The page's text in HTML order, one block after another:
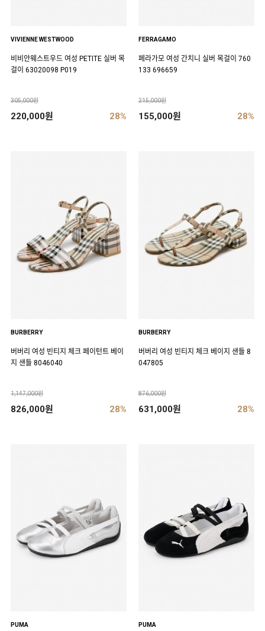
VIVIENNE WESTWOOD
비비안웨스트우드 여성 PETITE 실버 목
걸이 63020098 P019
305,000원
220,000원 28%
FERRAGAMO
페라가모 여성 간치니 실버 목걸이 760
133 696659
215,000원
155,000원 28%
BURBERRY
버버리 여성 빈티지 체크 페이턴트 베이
지 샌들 8046040
1,147,000원
826,000원 28%
BURBERRY
버버리 여성 빈티지 체크 베이지 샌들 8
047805
876,000원
631,000원 28%
PUMA PUMA